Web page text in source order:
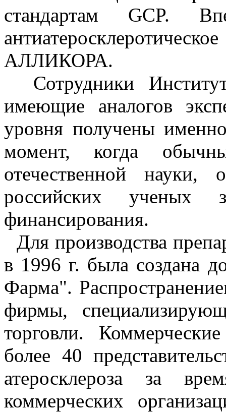
стандартам GCP.
АЛЛИКОРА.
Сотрудники
имеющие аналогов
уровня получены
момент, когда
отечественной науки,
российских ученых
финансирования.
Для производства
в 1996 г. была создана
Фарма".
фирмы,
торговли.
более 40
атеросклероза за
коммерческих